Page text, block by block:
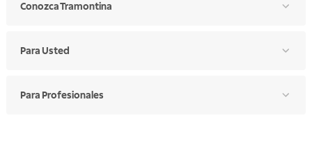
Conozca Tramontina
Para Usted
Para Profesionales